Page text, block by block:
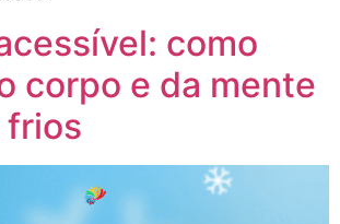
como
corpo e da mente
frios